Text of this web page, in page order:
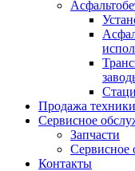
Продажа
Сервисное
Запчасти
Сервисное
Контакты